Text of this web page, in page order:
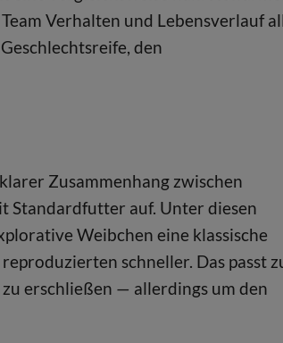
Verhalten und Lebensverlauf
den
Zusammenhang zwischen
Standardfutter auf. Unter diesen
Weibchen eine klassische
schneller. Das passt
erschließen — allerdings um den